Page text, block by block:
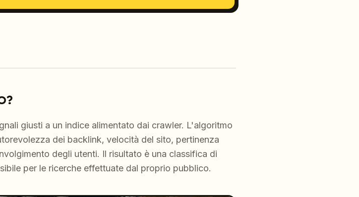
giusti a un indice alimentato dai crawler. L'algoritmo
dei backlink, velocità del sito, pertinenza
degli utenti. Il risultato è una classifica di
per le ricerche effettuate dal proprio pubblico.